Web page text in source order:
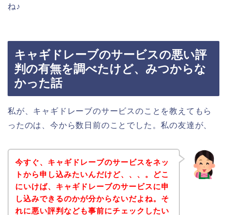
ね♪
キャギドレーブのサービスの悪い評
判の有無を調べたけど、みつからな
かった話
私が、キャギドレーブのサービスのことを教えてもら
ったのは、今から数日前のことでした。私の友達が、
今すぐ、キャギドレーブのサービスをネッ
トから申し込みたいんだけど、、、。どこ
にいけば、キャギドレーブのサービスに申
し込みできるのかが分からないだよね。そ
れに悪い評判なども事前にチェックしたい